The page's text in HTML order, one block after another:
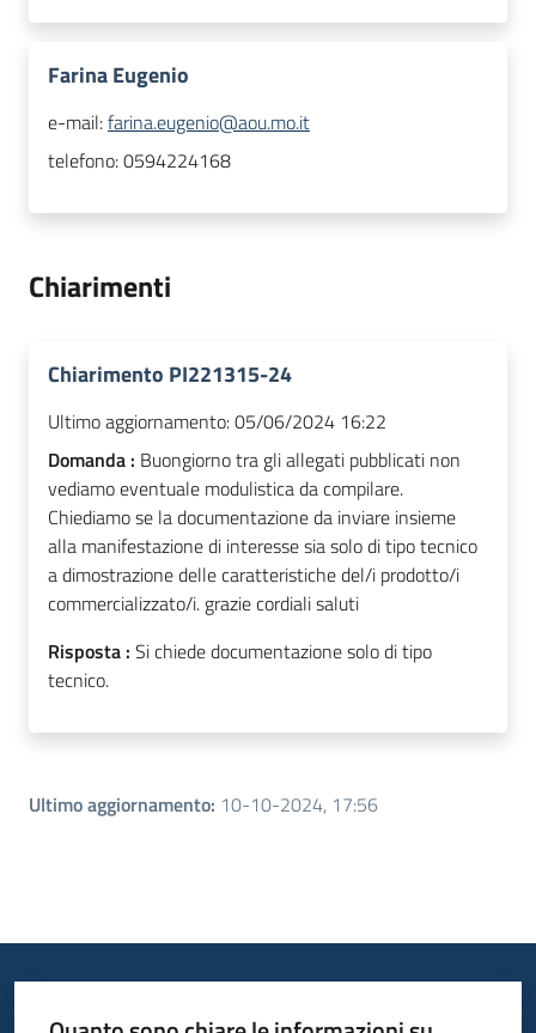
Farina Eugenio
e-mail:farina.eugenio@aou.mo.it
telefono:0594224168
Chiarimenti
Chiarimento PI221315-24
Ultimo aggiornamento:05/06/2024 16:22
Domanda : Buongiorno tra gli allegati pubblicati non
vediamo eventuale modulistica da compilare.
Chiediamo se la documentazione da inviare insieme
alla manifestazione di interesse sia solo di tipo tecnico
a dimostrazione delle caratteristiche del/i prodotto/i
commercializzato/i. grazie cordiali saluti
Risposta : Si chiede documentazione solo di tipo
tecnico.
Ultimo aggiornamento: 10-10-2024, 17:56